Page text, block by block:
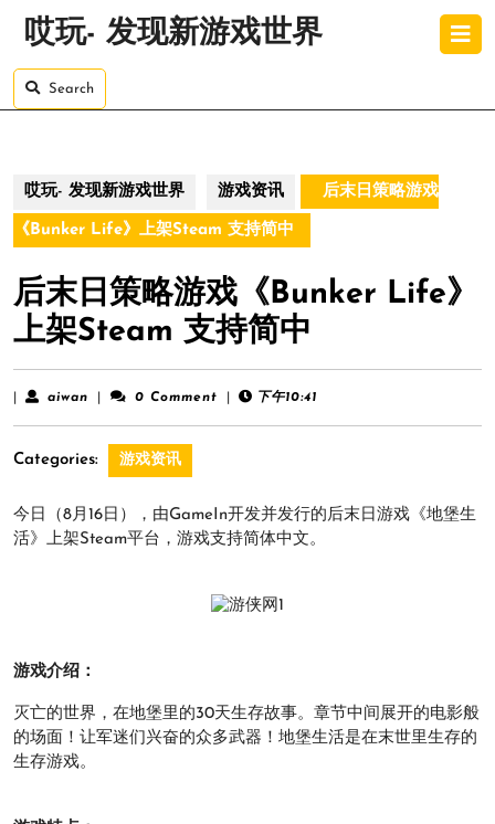
哎玩- 发现新游戏世界
Search
哎玩- 发现新游戏世界 游戏资讯 后末日策略游戏
《Bunker Life》上架Steam 支持简中
后末日策略游戏《Bunker Life》
上架Steam 支持简中
aiwan aiwan 0 Comment 下午10:41
Categories: 游戏资讯
今日（8月16日），由GameIn开发并发行的后末日游戏《地堡生
活》上架Steam平台，游戏支持简体中文。
游戏介绍：
灭亡的世界，在地堡里的30天生存故事。章节中间展开的电影般
的场面！让军迷们兴奋的众多武器！地堡生活是在末世里生存的
生存游戏。